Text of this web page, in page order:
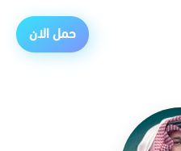
حمل الان